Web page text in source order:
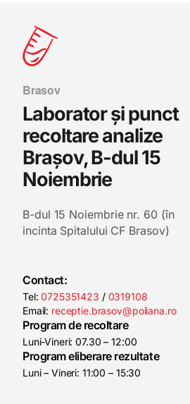
Brasov
Laborator și punct
recoltare analize
Brașov, B-dul 15
Noiembrie
B-dul 15 Noiembrie nr. 60 (în
incinta Spitalului CF Brasov)
Contact:
Tel:0725351423 / 0319108
Email: receptie.brasov@poliana.ro
Program de recoltare
Luni-Vineri: 07.30 – 12:00
Program eliberare rezultate
Luni – Vineri: 11:00 – 15:30